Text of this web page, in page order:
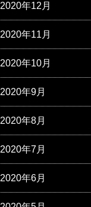
2020年12月
2020年11月
2020年10月
2020年9月
2020年8月
2020年7月
2020年6月